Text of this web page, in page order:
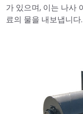
가 있으며, 이는 나사
료의 물을 내보냅니다.